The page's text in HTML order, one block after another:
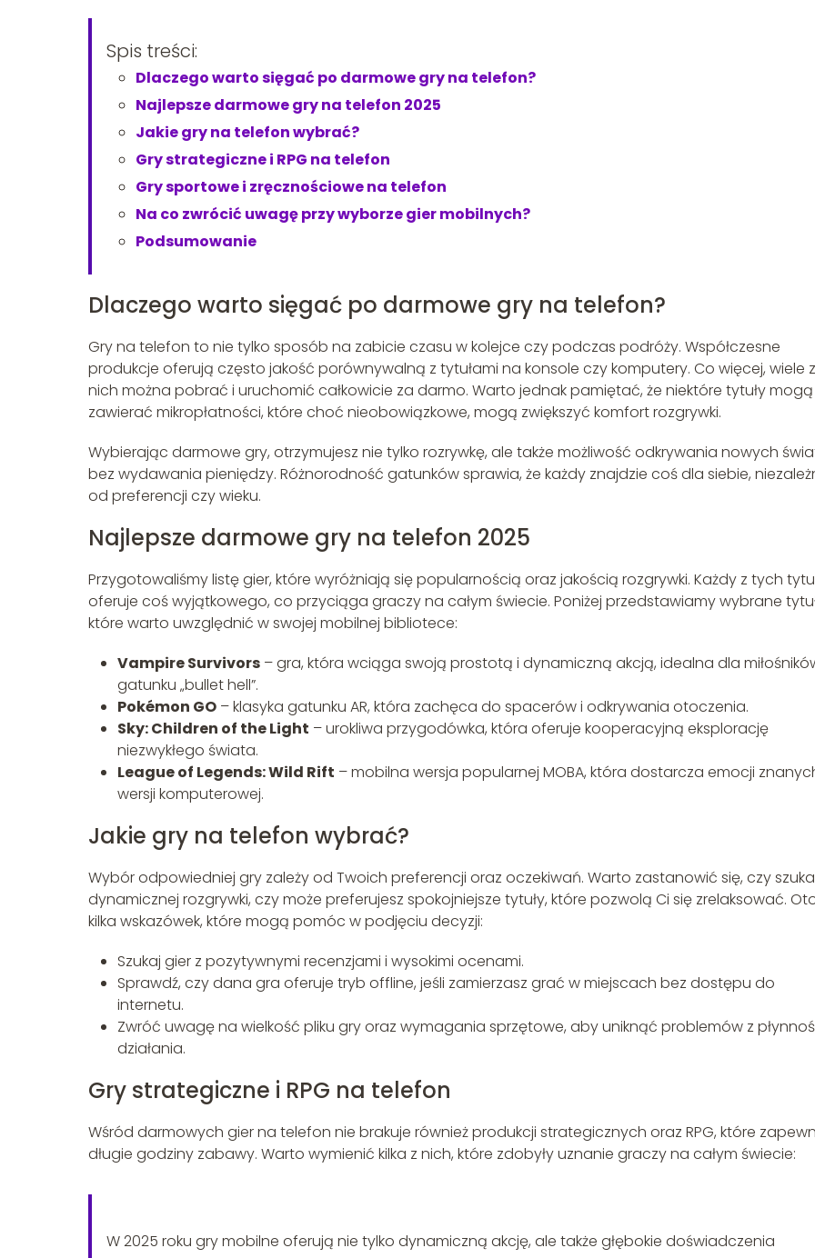
Spis treści:
Dlaczego warto sięgać po darmowe gry na telefon?
Najlepsze darmowe gry na telefon 2025
Jakie gry na telefon wybrać?
Gry strategiczne i RPG na telefon
Gry sportowe i zręcznościowe na telefon
Na co zwrócić uwagę przy wyborze gier mobilnych?
Podsumowanie
Dlaczego warto sięgać po darmowe gry na telefon?
Gry na telefon to nie tylko sposób na zabicie czasu w kolejce czy podczas podróży. Współczesne
produkcje oferują często jakość porównywalną z tytułami na konsole czy komputery. Co więcej, wiele z
nich można pobrać i uruchomić całkowicie za darmo. Warto jednak pamiętać, że niektóre tytuły mogą
zawierać mikropłatności, które choć nieobowiązkowe, mogą zwiększyć komfort rozgrywki.
Wybierając darmowe gry, otrzymujesz nie tylko rozrywkę, ale także możliwość odkrywania nowych
bez wydawania pieniędzy. Różnorodność gatunków sprawia, że każdy znajdzie coś dla siebie,
od preferencji czy wieku.
Najlepsze darmowe gry na telefon 2025
Przygotowaliśmy listę gier, które wyróżniają się popularnością oraz jakością rozgrywki. Każdy z tych
oferuje coś wyjątkowego, co przyciąga graczy na całym świecie. Poniżej przedstawiamy wybrane
które warto uwzględnić w swojej mobilnej bibliotece:
Vampire Survivors – gra, która wciąga swoją prostotą i dynamiczną akcją, idealna dla
gatunku „bullet hell”.
Pokémon GO – klasyka gatunku AR, która zachęca do spacerów i odkrywania otoczenia.
Sky: Children of the Light – urokliwa przygodówka, która oferuje kooperacyjną eksplorację
niezwykłego świata.
League of Legends: Wild Rift – mobilna wersja popularnej MOBA, która dostarcza emocji
wersji komputerowej.
Jakie gry na telefon wybrać?
Wybór odpowiedniej gry zależy od Twoich preferencji oraz oczekiwań. Warto zastanowić się, czy
dynamicznej rozgrywki, czy może preferujesz spokojniejsze tytuły, które pozwolą Ci się zrelaksować.
kilka wskazówek, które mogą pomóc w podjęciu decyzji:
Szukaj gier z pozytywnymi recenzjami i wysokimi ocenami.
Sprawdź, czy dana gra oferuje tryb offline, jeśli zamierzasz grać w miejscach bez dostępu do
internetu.
Zwróć uwagę na wielkość pliku gry oraz wymagania sprzętowe, aby uniknąć problemów z
działania.
Gry strategiczne i RPG na telefon
Wśród darmowych gier na telefon nie brakuje również produkcji strategicznych oraz RPG, które
długie godziny zabawy. Warto wymienić kilka z nich, które zdobyły uznanie graczy na całym świecie:
W 2025 roku gry mobilne oferują nie tylko dynamiczną akcję, ale także głębokie doświadczenia